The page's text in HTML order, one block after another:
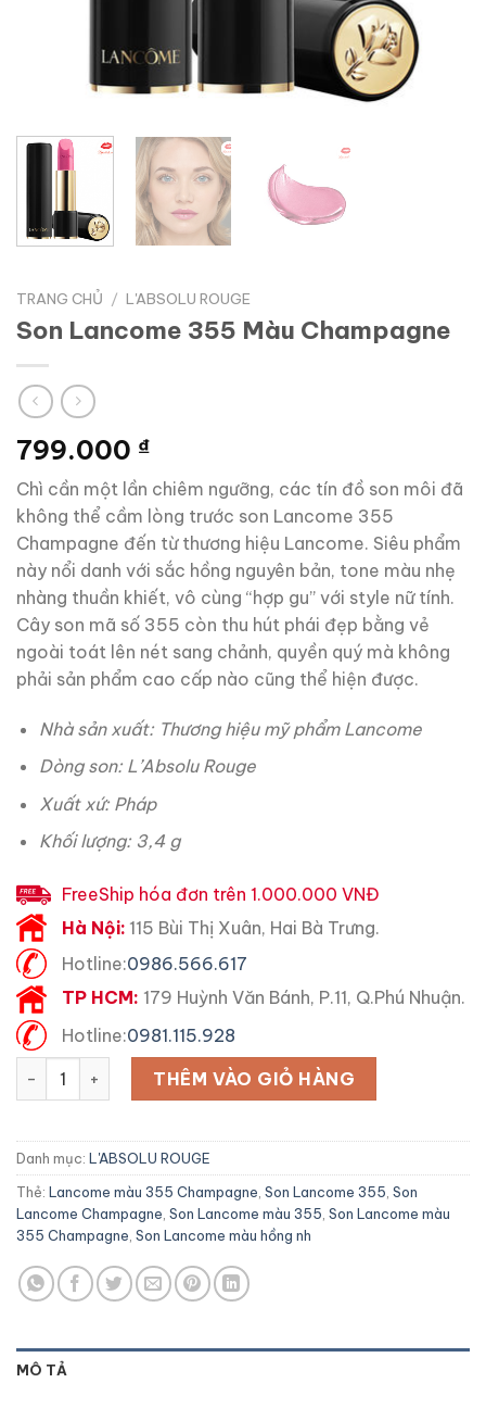
TRANG CHỦ / L'ABSOLU ROUGE
Son Lancome 355 Màu Champagne
799.000 ₫
Chì cần một lần chiêm ngưỡng, các tín đồ son môi đã
không thể cầm lòng trước son Lancome 355
Champagne đến từ thương hiệu Lancome. Siêu phẩm
này nổi danh với sắc hồng nguyên bản, tone màu nhẹ
nhàng thuần khiết, vô cùng “hợp gu” với style nữ tính.
Cây son mã số 355 còn thu hút phái đẹp bằng vẻ
ngoài toát lên nét sang chảnh, quyền quý mà không
phải sản phẩm cao cấp nào cũng thể hiện được.
Nhà sản xuất: Thương hiệu mỹ phẩm Lancome
Dòng son: L’Absolu Rouge
Xuất xứ: Pháp
Khối lượng: 3,4 g
FreeShip hóa đơn trên 1.000.000 VNĐ
Hà Nội: 115 Bùi Thị Xuân, Hai Bà Trưng.
Hotline:0986.566.617
TP HCM: 179 Huỳnh Văn Bánh, P.11, Q.Phú Nhuận.
Hotline:0981.115.928
Son Lancome 355 Màu Champagne số lượng
THÊM VÀO GIỎ HÀNG
Danh mục: L'ABSOLU ROUGE
Thẻ: Lancome màu 355 Champagne Son Lancome 355 Son
Lancome Champagne Son Lancome màu 355 Son Lancome màu
355 Champagne Son Lancome màu hồng nh
MÔ TẢ